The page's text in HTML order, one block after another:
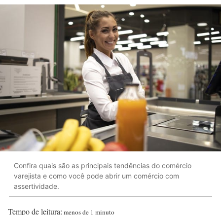
Confira quais são as principais tendências do comércio
varejista e como você pode abrir um comércio com
assertividade.
Tempo de leitura: menos de 1 minuto